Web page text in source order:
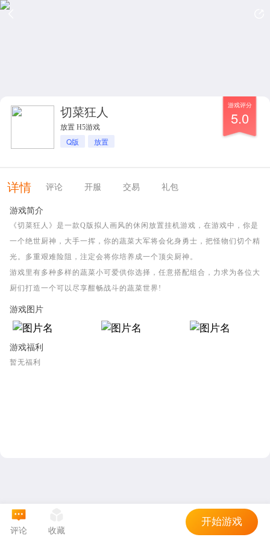
切菜狂人
放置 H5游戏
Q版 放置
游戏评分
5.0
详情 评论 开服 交易 礼包
游戏简介
《切菜狂人》是一款Q版拟人画风的休闲放置挂机游戏，在游戏中，你是
一个绝世厨神，大手一挥，你的蔬菜大军将会化身勇士，把怪物们切个精
光。多重艰难险阻，注定会将你培养成一个顶尖厨神。
游戏里有多种多样的蔬菜小可爱供你选择，任意搭配组合，力求为各位大
厨们打造一个可以尽享酣畅战斗的蔬菜世界!
游戏图片
游戏福利
暂无福利
评论 收藏
开始游戏